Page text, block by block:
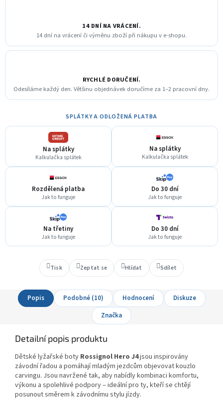
14 DNÍ NA VRÁCENÍ.
14 dní na vrácení či výměnu zboží při nákupu v e-shopu.
RYCHLÉ DORUČENÍ.
Odesíláme každý den. Většinu objednávek doručíme za 1–2 pracovní dny.
SPLÁTKY A ODLOŽENÁ PLATBA
Na splátky
Kalkulačka splátek
Na splátky
Kalkulačka splátek
Rozdělená platba
Jak to funguje
Do 30 dní
Jak to funguje
Na třetiny
Jak to funguje
Do 30 dní
Jak to funguje
Tisk Zeptat se Hlídat Sdílet
Popis Podobné (10) Hodnocení
Diskuze
Značka
Detailní popis produktu
Dětské lyžařské boty Rossignol Hero J4jsou inspirovány
závodní řadou a pomáhají mladým jezdcům objevovat kouzlo
carvingu. Jsou navržené tak, aby nabídly kombinaci komfortu,
výkonu a spolehlivé podpory – ideální pro ty, kteří se chtějí
posunout směrem k závodnímu stylu jízdy.